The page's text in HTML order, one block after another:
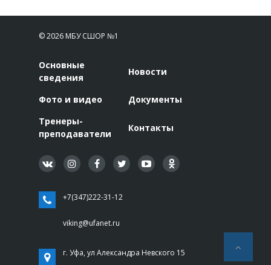
© 2026 МБУ СШОР №1
Основные
сведения
Новости
Фото и видео
Документы
Тренеры-
преподаватели
Контакты
+7(347)222-31-12
viking@ufanet.ru
г. Уфа, ул Александра Невского 15